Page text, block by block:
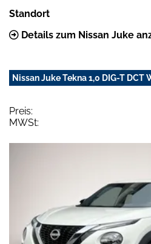
Standort
Details zum Nissan Juke
Nissan Juke Tekna 1,0 DIG-T DCT
Preis:
MWSt: